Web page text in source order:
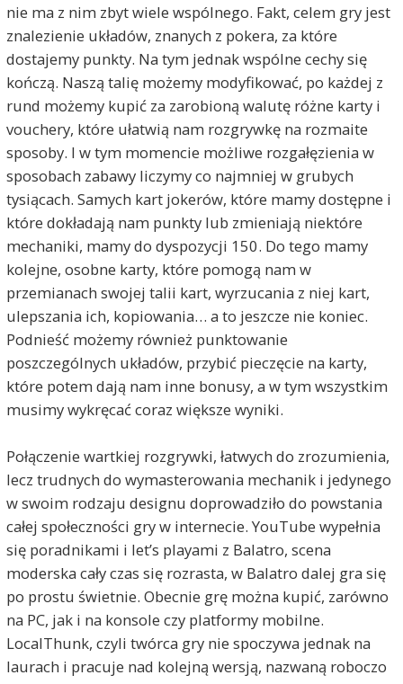
nie ma z nim zbyt wiele wspólnego. Fakt, celem gry jest
znalezienie układów, znanych z pokera, za które
dostajemy punkty. Na tym jednak wspólne cechy się
kończą. Naszą talię możemy modyfikować, po każdej z
rund możemy kupić za zarobioną walutę różne karty i
vouchery, które ułatwią nam rozgrywkę na rozmaite
sposoby. I w tym momencie możliwe rozgałęzienia w
sposobach zabawy liczymy co najmniej w grubych
tysiącach. Samych kart jokerów, które mamy dostępne i
które dokładają nam punkty lub zmieniają niektóre
mechaniki, mamy do dyspozycji 150. Do tego mamy
kolejne, osobne karty, które pomogą nam w
przemianach swojej talii kart, wyrzucania z niej kart,
ulepszania ich, kopiowania… a to jeszcze nie koniec.
Podnieść możemy również punktowanie
poszczególnych układów, przybić pieczęcie na karty,
które potem dają nam inne bonusy, a w tym wszystkim
musimy wykręcać coraz większe wyniki.
Połączenie wartkiej rozgrywki, łatwych do zrozumienia,
lecz trudnych do wymasterowania mechanik i jedynego
w swoim rodzaju designu doprowadziło do powstania
całej społeczności gry w internecie. YouTube wypełnia
się poradnikami i let’s playami z Balatro, scena
moderska cały czas się rozrasta, w Balatro dalej gra się
po prostu świetnie. Obecnie grę można kupić, zarówno
na PC, jak i na konsole czy platformy mobilne.
LocalThunk, czyli twórca gry nie spoczywa jednak na
laurach i pracuje nad kolejną wersją, nazwaną roboczo